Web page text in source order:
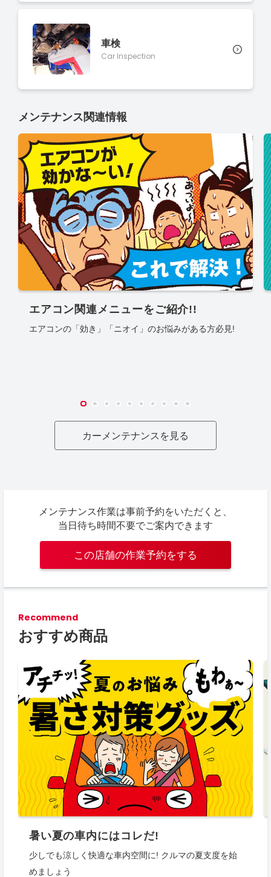
車検
Car Inspection
メンテナンス関連情報
エアコン関連メニューをご紹介!!
エアコンの「効き」「ニオイ」のお悩みがある方必見!
カーメンテナンスを見る
メンテナンス作業は事前予約をいただくと、
当日待ち時間不要でご案内できます
この店舗の作業予約をする
Recommend
おすすめ商品
暑い夏の車内にはコレだ!
少しでも涼しく快適な車内空間に! クルマの夏支度を始
めましょう